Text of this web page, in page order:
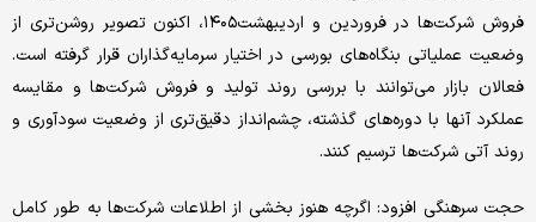
فروش شرکت‌ها در فروردین و اردیبهشت۱۴۰۵، اکنون تصویر روشن‌تری از
وضعیت عملیاتی بنگاه‌های بورسی در اختیار سرمایه‌گذاران قرار گرفته است.
فعالان بازار می‌توانند با بررسی روند تولید و فروش شرکت‌ها و مقایسه
عملکرد آنها با دوره‌های گذشته، چشم‌انداز دقیق‌تری از وضعیت سودآوری و
روند آتی شرکت‌ها ترسیم کنند.
حجت سرهنگی افزود: اگرچه هنوز بخشی از اطلاعات شرکت‌ها به طور کامل